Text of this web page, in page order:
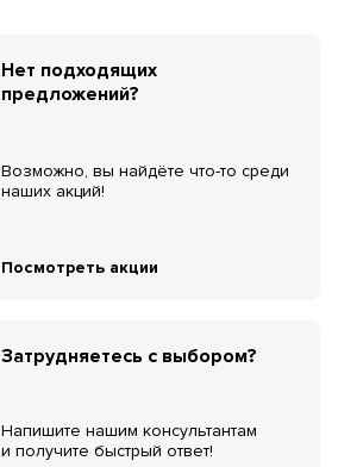
Нет подходящих
предложений?
Возможно, вы найдёте что-то среди
наших акций!
Посмотреть акции
Затрудняетесь с выбором?
Напишите нашим консультантам
и получите быстрый ответ!